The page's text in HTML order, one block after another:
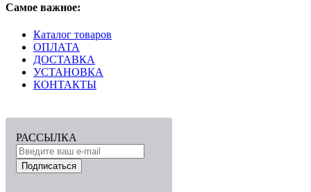
Самое важное:
Каталог товаров
ОПЛАТА
ДОСТАВКА
УСТАНОВКА
КОНТАКТЫ
РАССЫЛКА
Подписаться